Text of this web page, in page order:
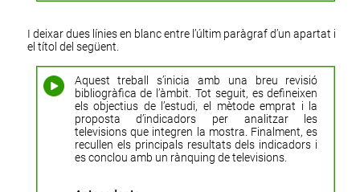
I deixar dues línies en blanc entre l’últim paràgraf d’un apartat i
el títol del següent.
Aquest treball s’inicia amb una breu revisió
bibliogràfica de l’àmbit. Tot seguit, es defineixen
els objectius de l’estudi, el mètode emprat i la
proposta d’indicadors per analitzar les
televisions que integren la mostra. Finalment, es
recullen els principals resultats dels indicadors i
es conclou amb un rànquing de televisions.